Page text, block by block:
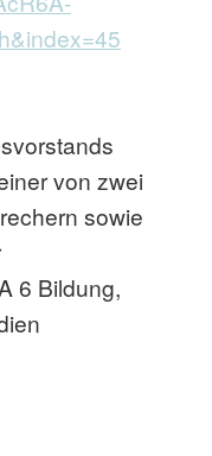
von zwei
sowie
6 Bildung,